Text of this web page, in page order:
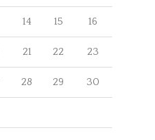
14 15 16
21 22 23
28 29 30